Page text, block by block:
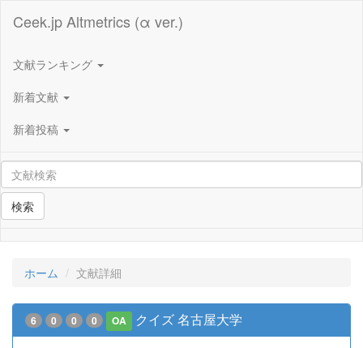
Ceek.jp Altmetrics (α ver.)
文献ランキング
新着文献
新着投稿
検索
ホーム 文献詳細
6 0 0 0 OA クイズ 名古屋大学